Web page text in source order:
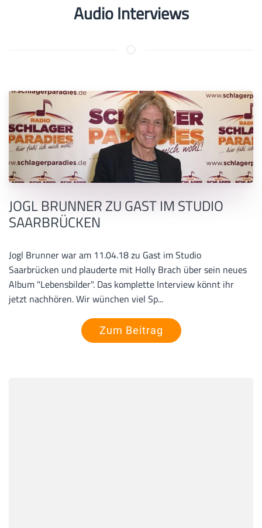
Audio Interviews
JOGL BRUNNER ZU GAST IM STUDIO
SAARBRÜCKEN
Jogl Brunner war am 11.04.18 zu Gast im Studio
Saarbrücken und plauderte mit Holly Brach über sein neues
Album "Lebensbilder". Das komplette Interview könnt ihr
jetzt nachhören. Wir wünchen viel Sp...
Zum Beitrag